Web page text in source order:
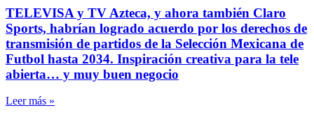
TELEVISA y TV Azteca, y ahora también Claro
Sports, habrían logrado acuerdo por los derechos de
transmisión de partidos de la Selección Mexicana de
Futbol hasta 2034. Inspiración creativa para la tele
abierta… y muy buen negocio
Leer más »